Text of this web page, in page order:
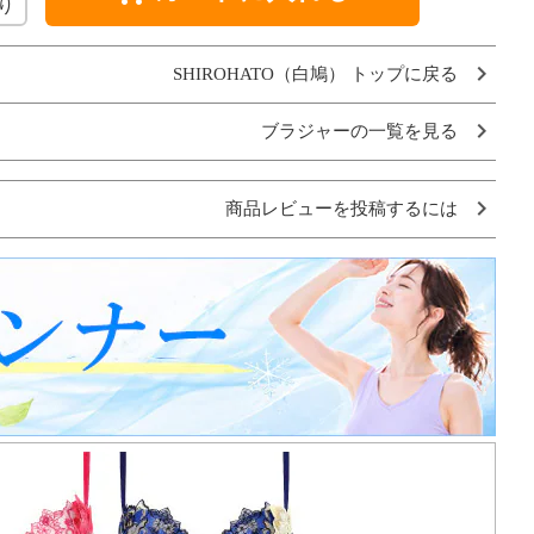
SHIROHATO（白鳩） トップに戻る
ブラジャーの一覧を見る
商品レビューを投稿するには